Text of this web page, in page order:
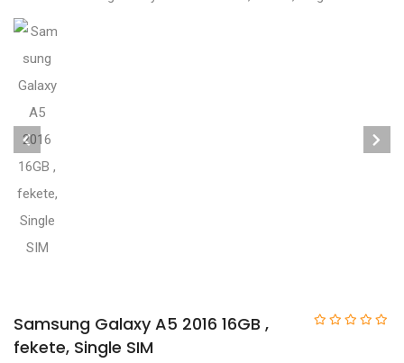
Samsung Galaxy A5 2016 16GB ,
fekete, Single SIM